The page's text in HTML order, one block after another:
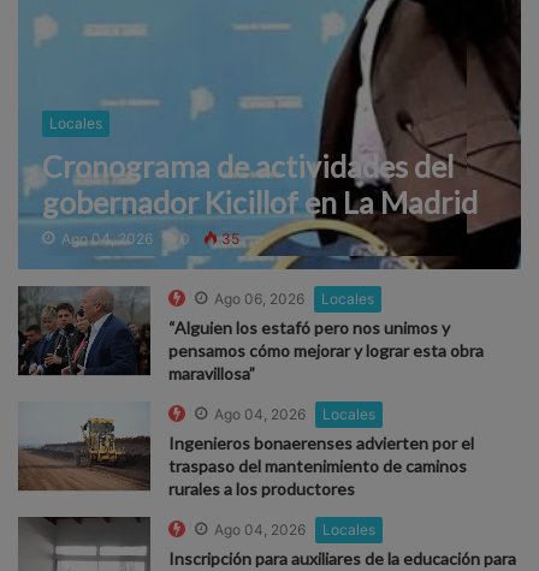
Locales
Cronograma de actividades del
gobernador Kicillof en La Madrid
Ago 04, 2026 0 35
Ago 06, 2026 Locales
“Alguien los estafó pero nos unimos y
pensamos cómo mejorar y lograr esta obra
maravillosa”
Ago 04, 2026 Locales
Ingenieros bonaerenses advierten por el
traspaso del mantenimiento de caminos
rurales a los productores
Ago 04, 2026 Locales
Inscripción para auxiliares de la educación para